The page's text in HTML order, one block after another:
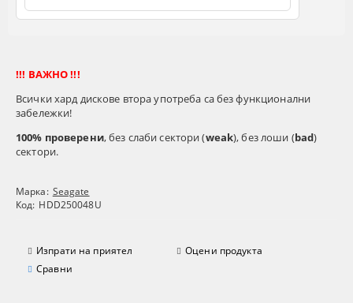
!!! ВАЖНО !!!
Всички хард дискове втора употреба са без функционални
забележки!
100% проверени, без слаби сектори (weak), без лоши (bad)
сектори.
Марка: Seagate
Код: HDD250048U
Изпрати на приятел
Оцени продукта
Сравни